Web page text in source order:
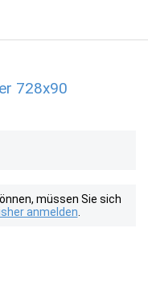
728x90
müssen Sie sich
anmelden